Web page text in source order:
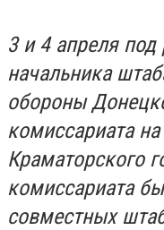
3 и 4 апреля
начальника
обороны
комиссариата
Краматорского
комиссариата
совместных